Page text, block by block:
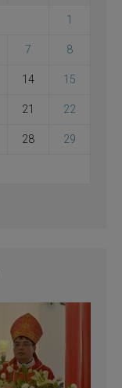
1
7 8
14 15
21 22
28 29